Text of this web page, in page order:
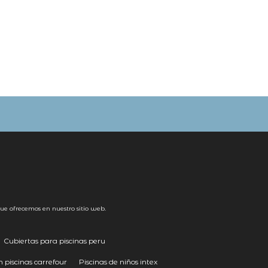
ofrecemos en nuestro sitio web.
Cubiertas para piscinas peru
piscinas carrefour Piscinas de niños intex